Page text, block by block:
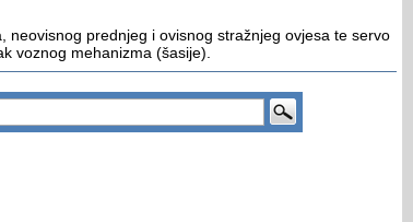
neovisnog prednjeg i ovisnog stražnjeg ovjesa te servo
voznog mehanizma (šasije).